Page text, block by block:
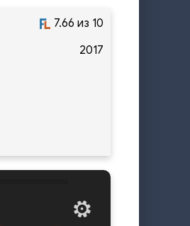
7.66 из 10
2017